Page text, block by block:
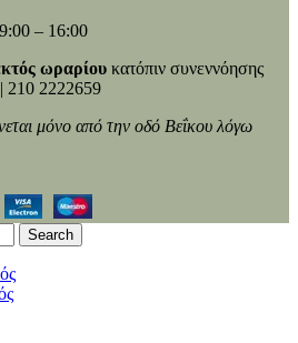
– 16:00
ωραρίου κατόπιν συνεννόησης
210 2222659
μόνο από την οδό Βεΐκου λόγω
Search